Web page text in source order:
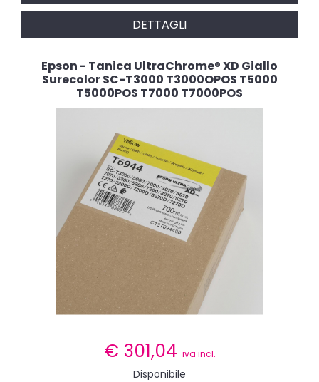
DETTAGLI
Epson - Tanica UltraChrome® XD Giallo
Surecolor SC-T3000 T3000OPOS T5000
T5000POS T7000 T7000POS
€ 301,04 iva incl.
Disponibile